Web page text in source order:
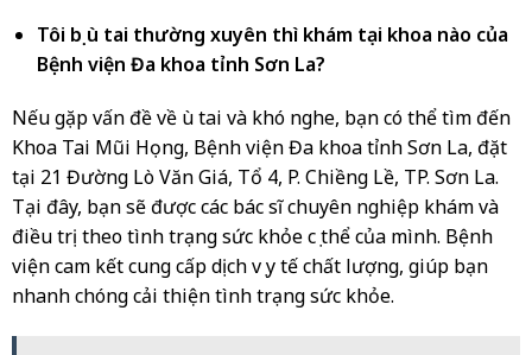
Tôi bị ù tai thường xuyên thì khám tại khoa nào của
Bệnh viện Đa khoa tỉnh Sơn La?
Nếu gặp vấn đề về ù tai và khó nghe, bạn có thể tìm đến
Khoa Tai Mũi Họng, Bệnh viện Đa khoa tỉnh Sơn La, đặt
tại 21 Đường Lò Văn Giá, Tổ 4, P. Chiềng Lề, TP. Sơn La.
Tại đây, bạn sẽ được các bác sĩ chuyên nghiệp khám và
điều trị theo tình trạng sức khỏe cụ thể của mình. Bệnh
viện cam kết cung cấp dịch vụ y tế chất lượng, giúp bạn
nhanh chóng cải thiện tình trạng sức khỏe.